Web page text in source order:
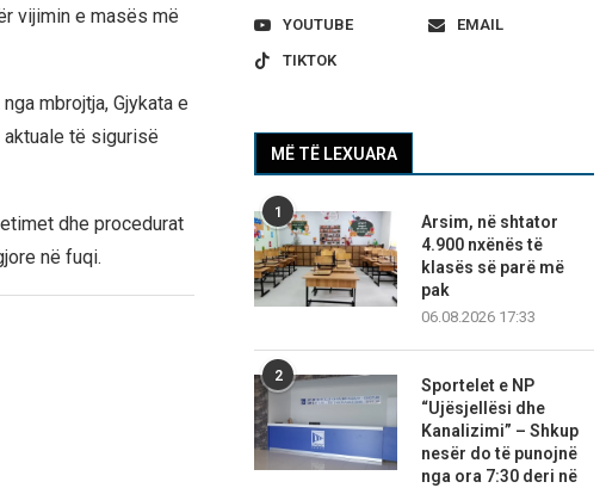
vijimin e masës më
mbrojtja, Gjykata e
të sigurisë
dhe procedurat
në fuqi.
YOUTUBE
EMAIL
TIKTOK
MË TË LEXUARA
1
Arsim, në shtator
4.900 nxënës të
klasës së parë më
pak
06.08.2026 17:33
2
Sportelet e NP
“Ujësjellësi dhe
Kanalizimi” – Shkup
nesër do të punojnë
nga ora 7:30 deri në